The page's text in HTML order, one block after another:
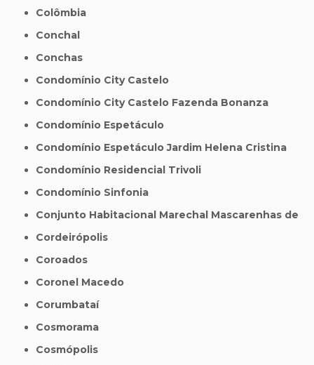
Colômbia
Conchal
Conchas
Condomínio City Castelo
Condomínio City Castelo Fazenda Bonanza
Condomínio Espetáculo
Condomínio Espetáculo Jardim Helena Cristina
Condomínio Residencial Trivoli
Condomínio Sinfonia
Conjunto Habitacional Marechal Mascarenhas de
Cordeirópolis
Coroados
Coronel Macedo
Corumbataí
Cosmorama
Cosmópolis